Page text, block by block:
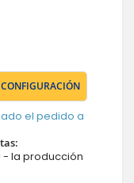
el pedido a
:
- la producción